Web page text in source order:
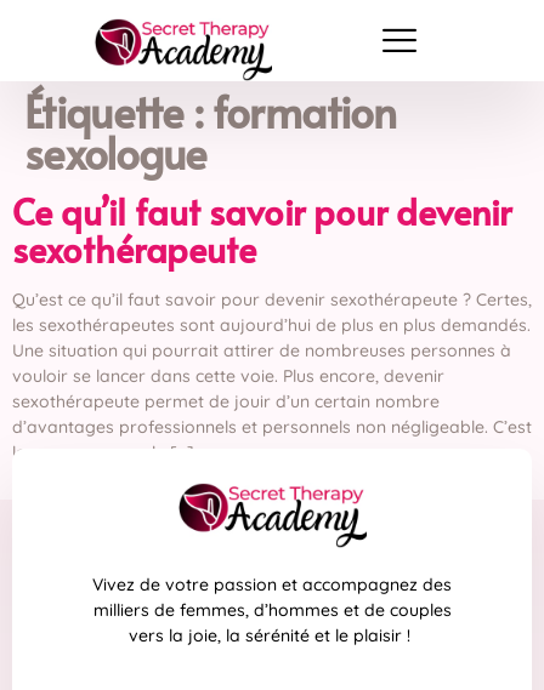
Étiquette :formation
sexologue
Ce qu’il faut savoir pour devenir
sexothérapeute
Qu’est ce qu’il faut savoir pour devenir sexothérapeute ? Certes,
les sexothérapeutes sont aujourd’hui de plus en plus demandés.
Une situation qui pourrait attirer de nombreuses personnes à
vouloir se lancer dans cette voie. Plus encore, devenir
sexothérapeute permet de jouir d’un certain nombre
d’avantages professionnels et personnels non négligeable. C’est
le cas par exemple […]
Vivez de votre passion et accompagnez des
milliers de femmes, d’hommes et de couples
vers la joie, la sérénité et le plaisir !